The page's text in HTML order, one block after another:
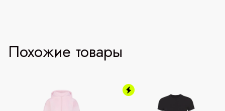
Похожие товары